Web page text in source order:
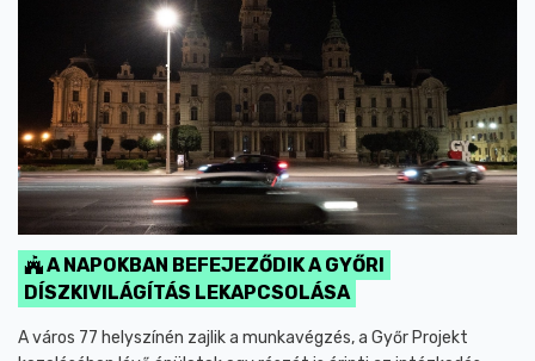
A NAPOKBAN BEFEJEZŐDIK A GYŐRI
DÍSZKIVILÁGÍTÁS LEKAPCSOLÁSA
A város 77 helyszínén zajlik a munkavégzés, a Győr Projekt